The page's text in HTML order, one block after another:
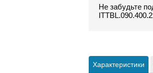
Не забудьте
Характеристики